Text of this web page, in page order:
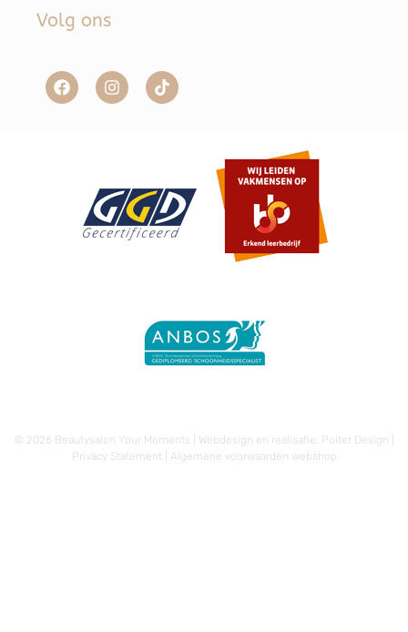
Volg ons
© 2026 Beautysalon Your Moments | Webdesign en realisatie: Poiter Design
Privacy Statement| Algemene voorwaarden webshop